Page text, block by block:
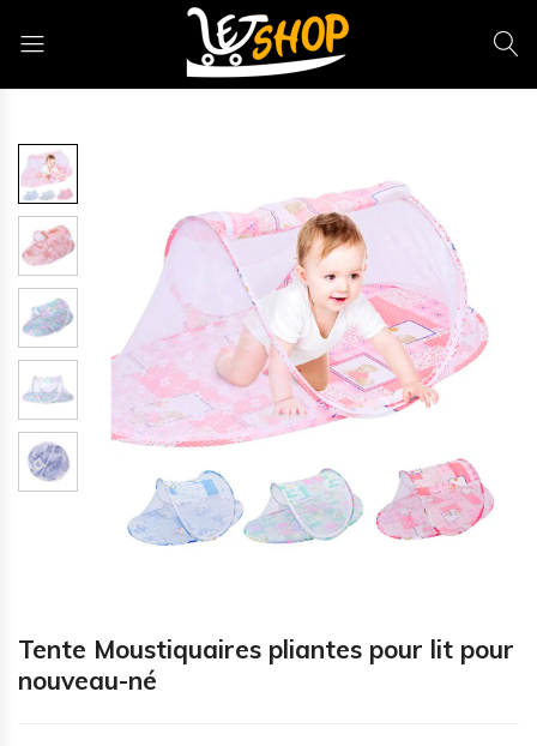
Tente Moustiquaires pliantes pour lit pour
nouveau-né